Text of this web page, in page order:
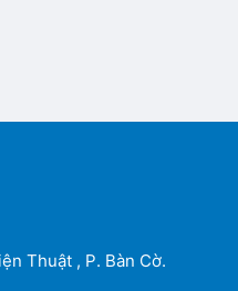
Thuật , P. Bàn Cờ.